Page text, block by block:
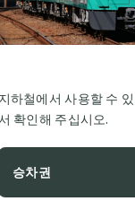
하철에서 사용할 수
확인해 주십시오.
승차권